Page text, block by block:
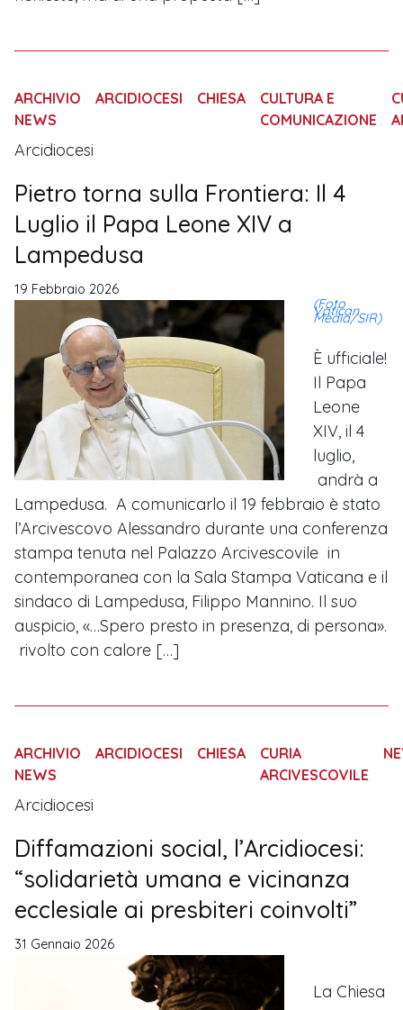
ARCHIVIO
NEWS
ARCIDIOCESI CHIESA
CULTURA E
COMUNICAZIONE
Arcidiocesi
Pietro torna sulla Frontiera: Il 4
Luglio il Papa Leone XIV a
Lampedusa
19 Febbraio 2026
(Foto
Vatican
Media/SIR)
È ufficiale!
Il Papa
Leone
XIV, il 4
luglio,
andrà a
Lampedusa. A comunicarlo il 19 febbraio è stato
l’Arcivescovo Alessandro durante una conferenza
stampa tenuta nel Palazzo Arcivescovile in
contemporanea con la Sala Stampa Vaticana e il
sindaco di Lampedusa, Filippo Mannino. Il suo
auspicio, «…Spero presto in presenza, di persona».
rivolto con calore […]
ARCHIVIO
NEWS
ARCIDIOCESI CHIESA
CURIA
ARCIVESCOVILE
Arcidiocesi
Diffamazioni social, l’Arcidiocesi:
“solidarietà umana e vicinanza
ecclesiale ai presbiteri coinvolti”
31 Gennaio 2026
La Chiesa